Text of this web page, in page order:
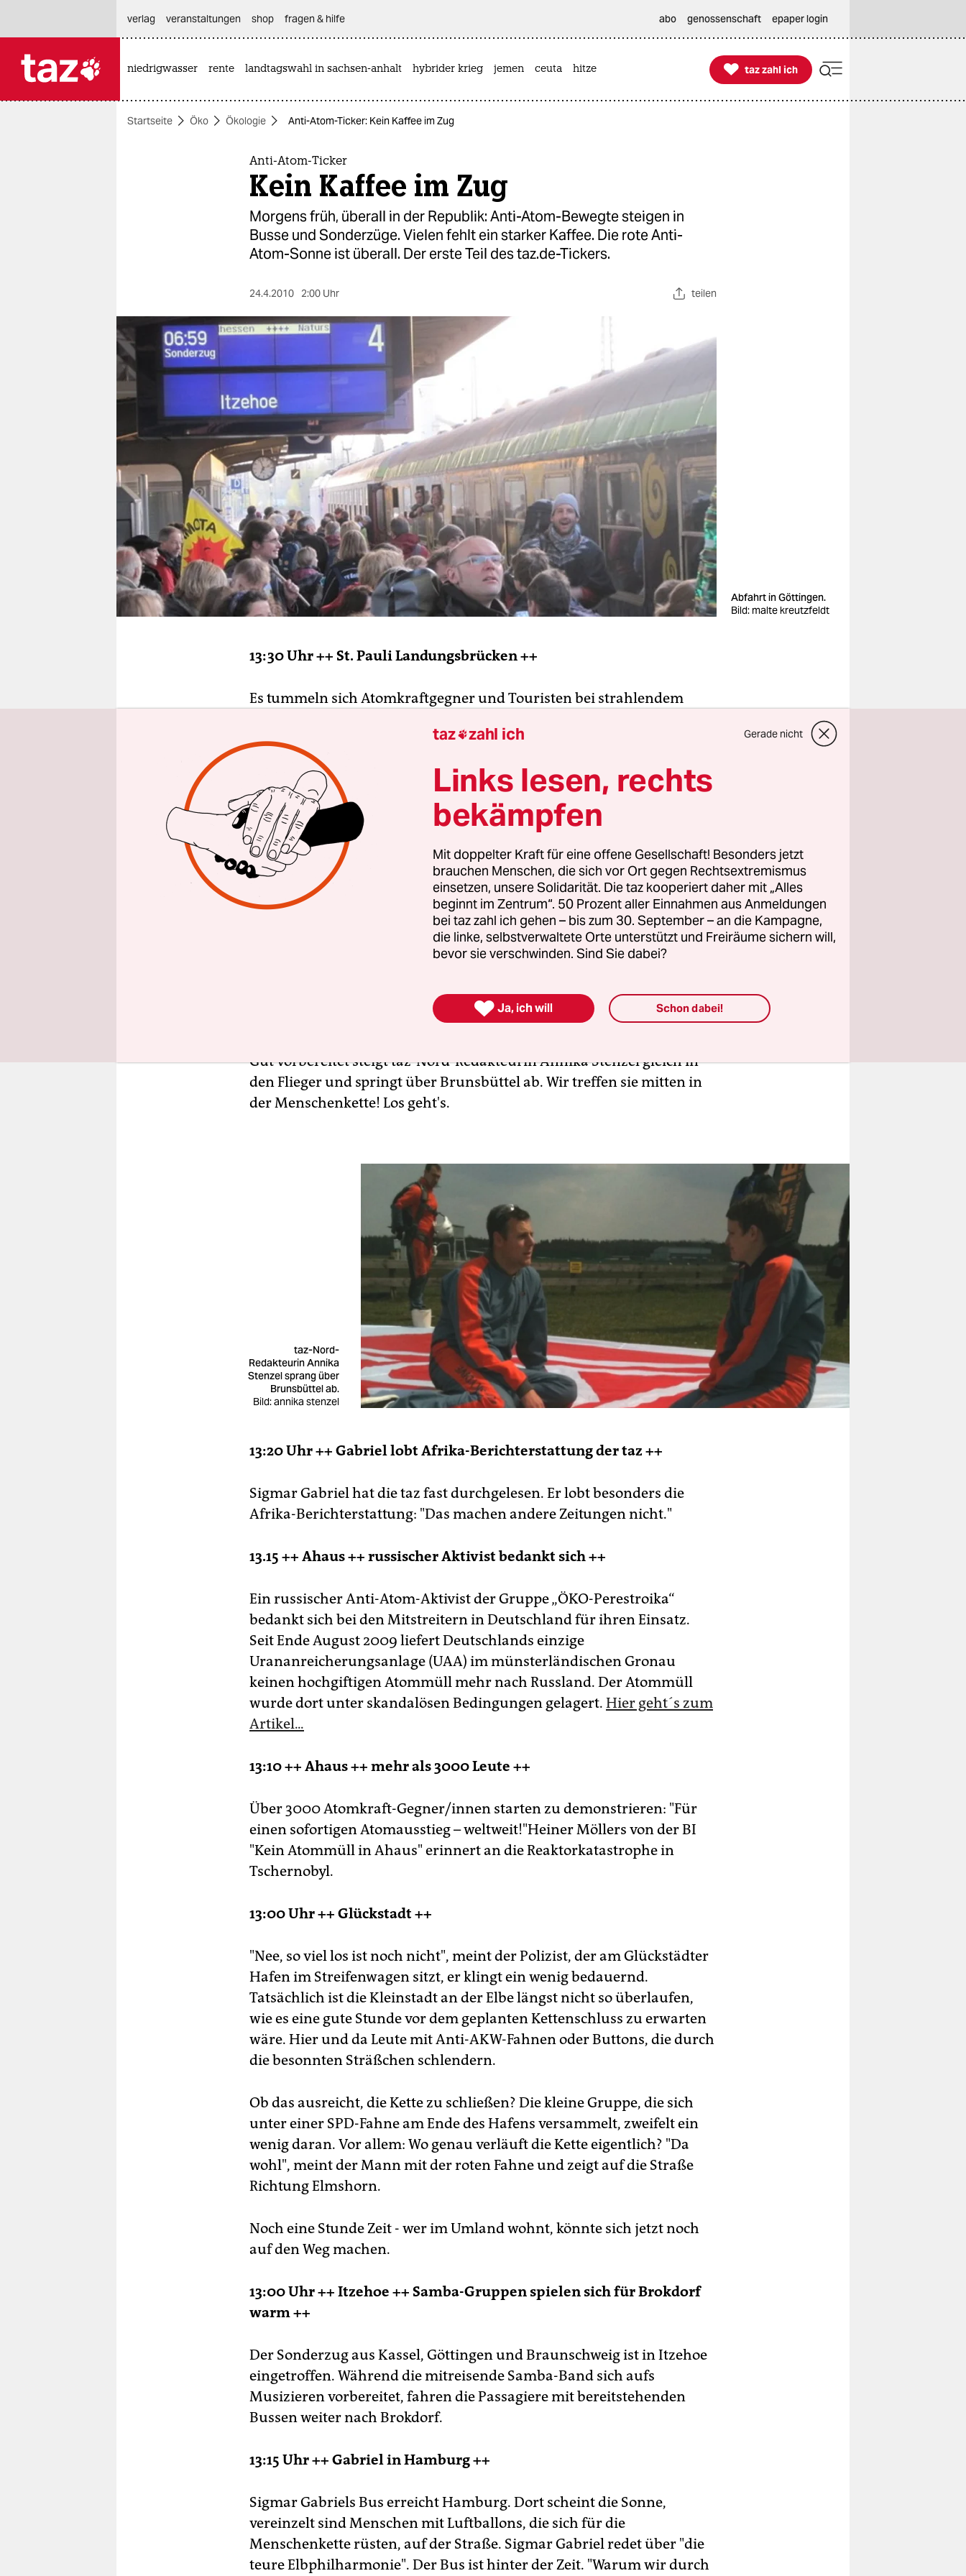
themen
berlin
nord
wahrheit
verlag
veranstaltungen
shop
fragen & hilfe
unterstützen
abo
genossenschaft
verlag
veranstaltungen shop fragen & hilfe abo genossenschaft epaper login
niedrigwasser rente landtagswahl in sachsen-anhalt hybrider krieg jemen ceuta hitze 
taz zahl ich
taz zahl ich
Startseite Öko Ökologie Anti-Atom-Ticker: Kein Kaffee im Zug
Anti-Atom-Ticker
Kein Kaffee im Zug
Morgens früh, überall in der Republik: Anti-Atom-Bewegte steigen in
Busse und Sonderzüge. Vielen fehlt ein starker Kaffee. Die rote Anti-
Atom-Sonne ist überall. Der erste Teil des taz.de-Tickers.
24.4.2010 2:00 Uhr teilen
Abfahrt in Göttingen.
Bild: malte kreutzfeldt
13:30 Uhr ++ St. Pauli Landungsbrücken ++
Es tummeln sich Atomkraftgegner und Touristen bei strahlendem
13:26 Uhr ++ Fallschirm-Sprung in Brunsbüttel ++
Gut vorbereitet steigt taz-Nord-Redakteurin Annika Stenzel gleich in
den Flieger und springt über Brunsbüttel ab. Wir treffen sie mitten in
der Menschenkette! Los geht's.
taz-Nord-
Redakteurin Annika
Stenzel sprang über
Brunsbüttel ab.
Bild: annika stenzel
13:20 Uhr ++ Gabriel lobt Afrika-Berichterstattung der taz ++
Sigmar Gabriel hat die taz fast durchgelesen. Er lobt besonders die
Afrika-Berichterstattung: "Das machen andere Zeitungen nicht."
13.15 ++ Ahaus ++ russischer Aktivist bedankt sich ++
Ein russischer Anti-Atom-Aktivist der Gruppe „ÖKO-Perestroika“
bedankt sich bei den Mitstreitern in Deutschland für ihren Einsatz.
Seit Ende August 2009 liefert Deutschlands einzige
Urananreicherungsanlage (UAA) im münsterländischen Gronau
keinen hochgiftigen Atommüll mehr nach Russland. Der Atommüll
wurde dort unter skandalösen Bedingungen gelagert. Hier geht´s zum
Artikel...
13:10 ++ Ahaus ++ mehr als 3000 Leute ++
Über 3000 Atomkraft-Gegner/innen starten zu demonstrieren: "Für
einen sofortigen Atomausstieg – weltweit!"Heiner Möllers von der BI
"Kein Atommüll in Ahaus" erinnert an die Reaktorkatastrophe in
Tschernobyl.
13:00 Uhr ++ Glückstadt ++
"Nee, so viel los ist noch nicht", meint der Polizist, der am Glückstädter
Hafen im Streifenwagen sitzt, er klingt ein wenig bedauernd.
Tatsächlich ist die Kleinstadt an der Elbe längst nicht so überlaufen,
wie es eine gute Stunde vor dem geplanten Kettenschluss zu erwarten
wäre. Hier und da Leute mit Anti-AKW-Fahnen oder Buttons, die durch
die besonnten Sträßchen schlendern.
Ob das ausreicht, die Kette zu schließen? Die kleine Gruppe, die sich
unter einer SPD-Fahne am Ende des Hafens versammelt, zweifelt ein
wenig daran. Vor allem: Wo genau verläuft die Kette eigentlich? "Da
wohl", meint der Mann mit der roten Fahne und zeigt auf die Straße
Richtung Elmshorn.
Noch eine Stunde Zeit - wer im Umland wohnt, könnte sich jetzt noch
auf den Weg machen.
13:00 Uhr ++ Itzehoe ++ Samba-Gruppen spielen sich für Brokdorf
warm ++
Der Sonderzug aus Kassel, Göttingen und Braunschweig ist in Itzehoe
eingetroffen. Während die mitreisende Samba-Band sich aufs
Musizieren vorbereitet, fahren die Passagiere mit bereitstehenden
Bussen weiter nach Brokdorf.
13:15 Uhr ++ Gabriel in Hamburg ++
Sigmar Gabriels Bus erreicht Hamburg. Dort scheint die Sonne,
vereinzelt sind Menschen mit Luftballons, die sich für die
Menschenkette rüsten, auf der Straße. Sigmar Gabriel redet über "die
teure Elbphilharmonie". Der Bus ist hinter der Zeit. "Warum wir durch
taz zahl ich Gerade nicht
Links lesen, rechts
bekämpfen
Mit doppelter Kraft für eine offene Gesellschaft! Besonders jetzt
brauchen Menschen, die sich vor Ort gegen Rechtsextremismus
einsetzen, unsere Solidarität. Die taz kooperiert daher mit „Alles
beginnt im Zentrum“. 50 Prozent aller Einnahmen aus Anmeldungen
bei taz zahl ich gehen – bis zum 30. September – an die Kampagne,
die linke, selbstverwaltete Orte unterstützt und Freiräume sichern will,
bevor sie verschwinden. Sind Sie dabei?
 Ja, ich will Schon dabei!